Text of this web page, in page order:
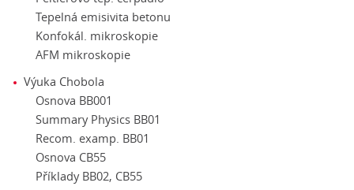
Tepelná emisivita betonu
Konfokál. mikroskopie
AFM mikroskopie
Výuka Chobola
Osnova BB001
Summary Physics BB01
Recom. examp. BB01
Osnova CB55
Příklady BB02, CB55